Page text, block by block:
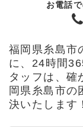
お電話
福岡県糸島市
に、24時間
タッフは、確
岡県糸島市の
決いたします！